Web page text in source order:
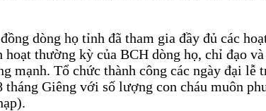
dòng họ tỉnh đã tham gia đầy đủ các
hoạt thường kỳ của BCH dòng họ, chỉ đạo
mạnh. Tổ chức thành công các ngày đại
tháng Giêng với số lượng con cháu muôn